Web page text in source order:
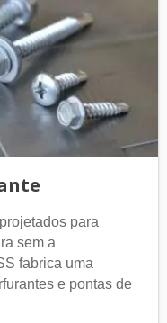
para
sem a
fabrica uma
e pontas de